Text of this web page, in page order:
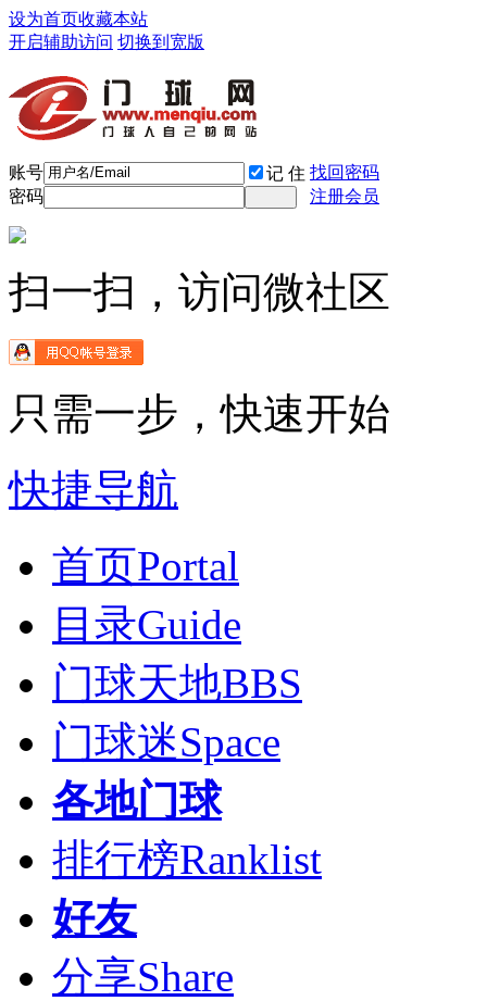
设为首页收藏本站
开启辅助访问 切换到宽版
账号 记 住 找回密码
密码
注册会员
扫一扫，访问微社区
只需一步，快速开始
快捷导航
首页Portal
目录Guide
门球天地BBS
门球迷Space
各地门球
排行榜Ranklist
好友
分享Share